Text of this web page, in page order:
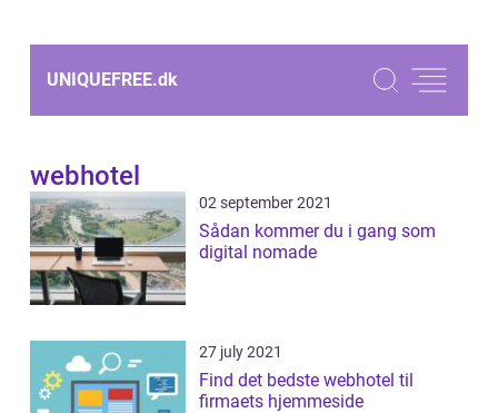
UNIQUEFREE.dk
webhotel
02 september 2021
Sådan kommer du i gang som
digital nomade
27 july 2021
Find det bedste webhotel til
firmaets hjemmeside